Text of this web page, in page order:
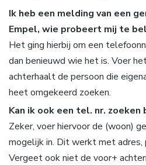
Ik heb een melding van een
Empel, wie probeert mij te
Het ging hierbij om een
dan benieuwd wie het is. Voer
achterhaalt de persoon die
heet omgekeerd zoeken.
Kan ik ook een tel. nr. zoeken
Zeker, voer hiervoor de (woon)
mogelijk in. Dit werkt met adres,
Vergeet ook niet de voor+